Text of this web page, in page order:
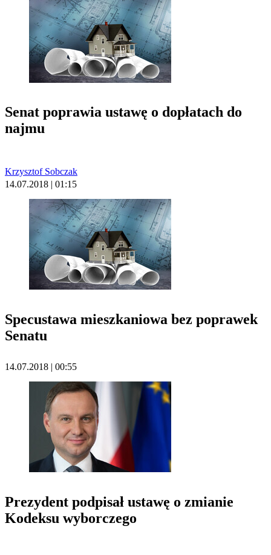
Senat poprawia ustawę o dopłatach do
najmu
Krzysztof Sobczak
14.07.2018 | 01:15
Specustawa mieszkaniowa bez poprawek
Senatu
14.07.2018 | 00:55
Prezydent podpisał ustawę o zmianie
Kodeksu wyborczego